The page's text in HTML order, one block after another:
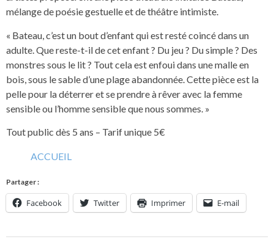
mélange de poésie gestuelle et de théâtre intimiste.
« Bateau, c’est un bout d’enfant qui est resté coincé dans un
adulte. Que reste-t-il de cet enfant ? Du jeu ? Du simple ? Des
monstres sous le lit ? Tout cela est enfoui dans une malle en
bois, sous le sable d’une plage abandonnée. Cette pièce est la
pelle pour la déterrer et se prendre à rêver avec la femme
sensible ou l’homme sensible que nous sommes. »
Tout public dès 5 ans – Tarif unique 5€
ACCUEIL
Partager :
Facebook Twitter Imprimer E-mail